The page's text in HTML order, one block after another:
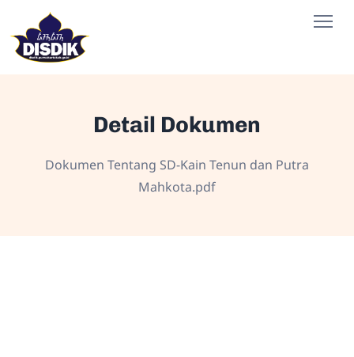
Detail Dokumen
Dokumen Tentang SD-Kain Tenun dan Putra
Mahkota.pdf